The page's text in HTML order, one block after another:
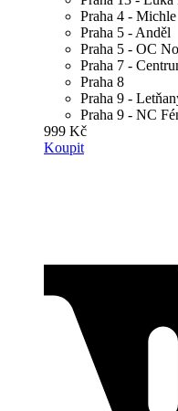
Praha 4 - Michle
Praha 5 - Anděl
Praha 5 - OC
Praha 7 -
Praha 8
Praha 9 -
Praha 9 - NC
999 Kč
Koupit